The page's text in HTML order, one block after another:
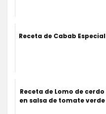
Receta de Cabab Especial
Receta de Lomo de cerdo
en salsa de tomate verde